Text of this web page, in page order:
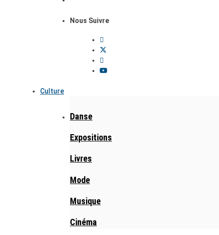
Nous Suivre
Culture
Danse
Expositions
Livres
Mode
Musique
Cinéma